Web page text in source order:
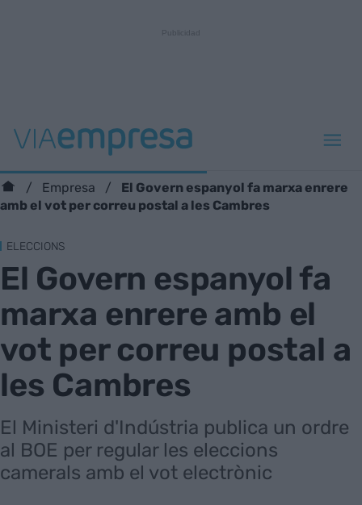
Empresa
El Govern espanyol fa marxa enrere
amb el vot per correu postal a les Cambres
ELECCIONS
El Govern espanyol fa
marxa enrere amb el
vot per correu postal a
les Cambres
El Ministeri d'Indústria publica un ordre
al BOE per regular les eleccions
camerals amb el vot electrònic